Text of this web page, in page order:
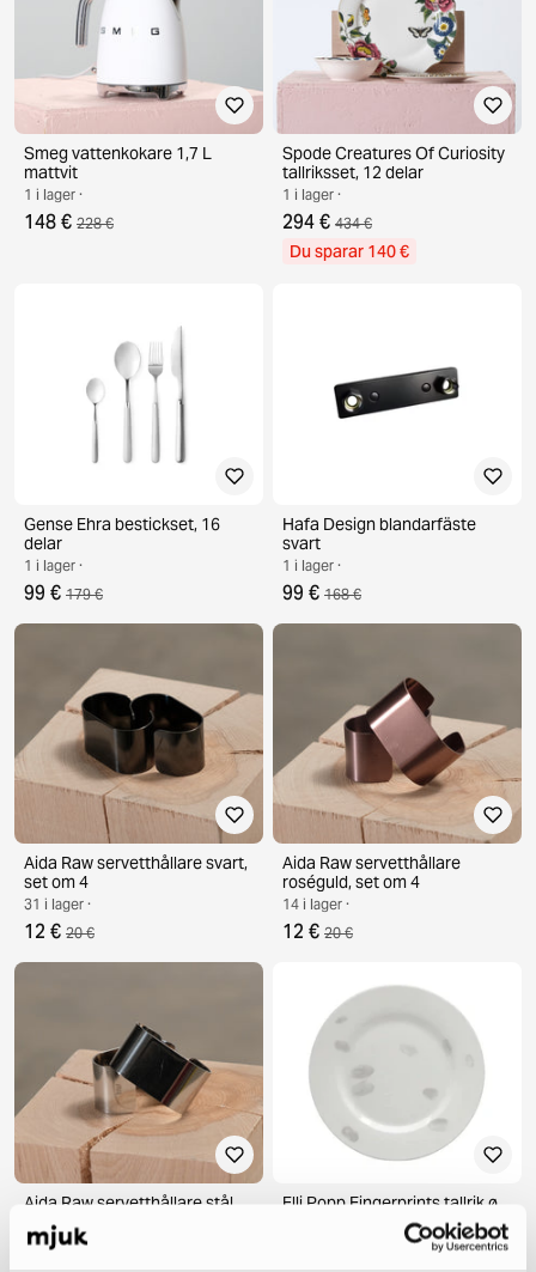
Smeg vattenkokare 1,7 L
mattvit
1 i lager ·
148 € 228 €
Spode Creatures Of Curiosity
tallriksset, 12 delar
1 i lager ·
294 € 434 €
Du sparar 140 €
Gense Ehra bestickset, 16
delar
1 i lager ·
99 € 179 €
Hafa Design blandarfäste
svart
1 i lager ·
99 € 168 €
Aida Raw servetthållare svart,
set om 4
31 i lager ·
12 € 20 €
Aida Raw servetthållare
roséguld, set om 4
14 i lager ·
12 € 20 €
Aida Raw servetthållare stål,
set om 4
9 i lager ·
Elli Popp Fingerprints tallrik ø